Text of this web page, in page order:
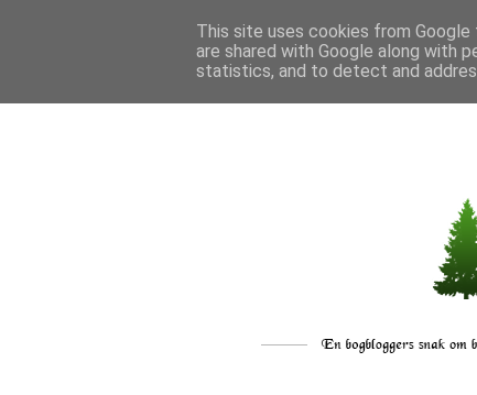
This site uses cookies from
are shared with Google along with
statistics, and to detect and